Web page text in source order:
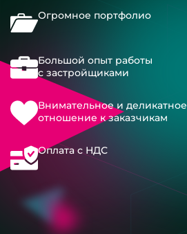
Огромное портфолио
Большой опыт работы
с застройщиками
Внимательное и деликатное
отношение к заказчикам
Оплата с НДС